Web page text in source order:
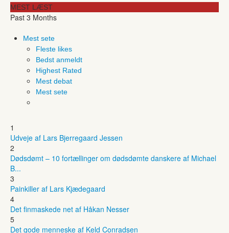
MEST LÆST
Past 3 Months
Mest sete
Fleste likes
Bedst anmeldt
Highest Rated
Mest debat
Mest sete
1
Udveje af Lars Bjerregaard Jessen
2
Dødsdømt – 10 fortællinger om dødsdømte danskere af Michael
B...
3
Painkiller af Lars Kjædegaard
4
Det finmaskede net af Håkan Nesser
5
Det gode menneske af Keld Conradsen